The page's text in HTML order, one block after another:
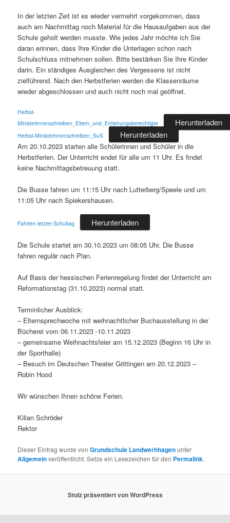
In der letzten Zeit ist es wieder vermehrt vorgekommen, dass
auch am Nachmittag noch Material für die Hausaufgaben aus der
Schule geholt werden musste. Wie jedes Jahr möchte ich Sie
daran erinnen, dass Ihre Kinder die Unterlagen schon nach
Schulschluss mitnehmen sollen. Bitte bestärken Sie Ihre Kinder
darin. Ein ständiges Ausgleichen des Vergessens ist nicht
zielführend. Nach den Herbstferien werden die Klassenräume
wieder abgeschlossen und auch nicht noch mal geöffnet.
Herbst-
Ministerinnenschreiben_Eltern_und_Erziehungsberechtigte
Herunterladen
Herbst-Ministerinnenschreiben_SuS Herunterladen
Am 20.10.2023 starten alle Schülerinnen und Schüler in die
Herbstferien. Der Unterricht endet für alle um 11 Uhr. Es findet
keine Nachmittagsbetreuung statt.
Die Busse fahren um 11:15 Uhr nach Lutterberg/Speele und um
11:05 Uhr nach Spiekershausen.
Fahrten letzter Schultag Herunterladen
Die Schule startet am 30.10.2023 um 08:05 Uhr. Die Busse
fahren regulär nach Plan.
Auf Basis der hessischen Ferienregelung findet der Unterricht am
Reformationstag (31.10.2023) normal statt.
Terminlicher Ausblick:
– Elternsprechwoche mit weihnachtlicher Buchausstellung in der
Bücherei vom 06.11.2023 -10.11.2023
– gemeinsame Weihnachtsfeier am 15.12.2023 (Beginn 16 Uhr in
der Sporthalle)
– Besuch im Deutschen Theater Göttingen am 20.12.2023 –
Robin Hood
Wir wünschen Ihnen schöne Ferien.
Kilian Schröder
Rektor
Dieser Eintrag wurde vonGrundschule Landwerhhagenunter
Allgemeinveröffentlicht. Setze ein Lesezeichen für den Permalink.
Stolz präsentiert von WordPress